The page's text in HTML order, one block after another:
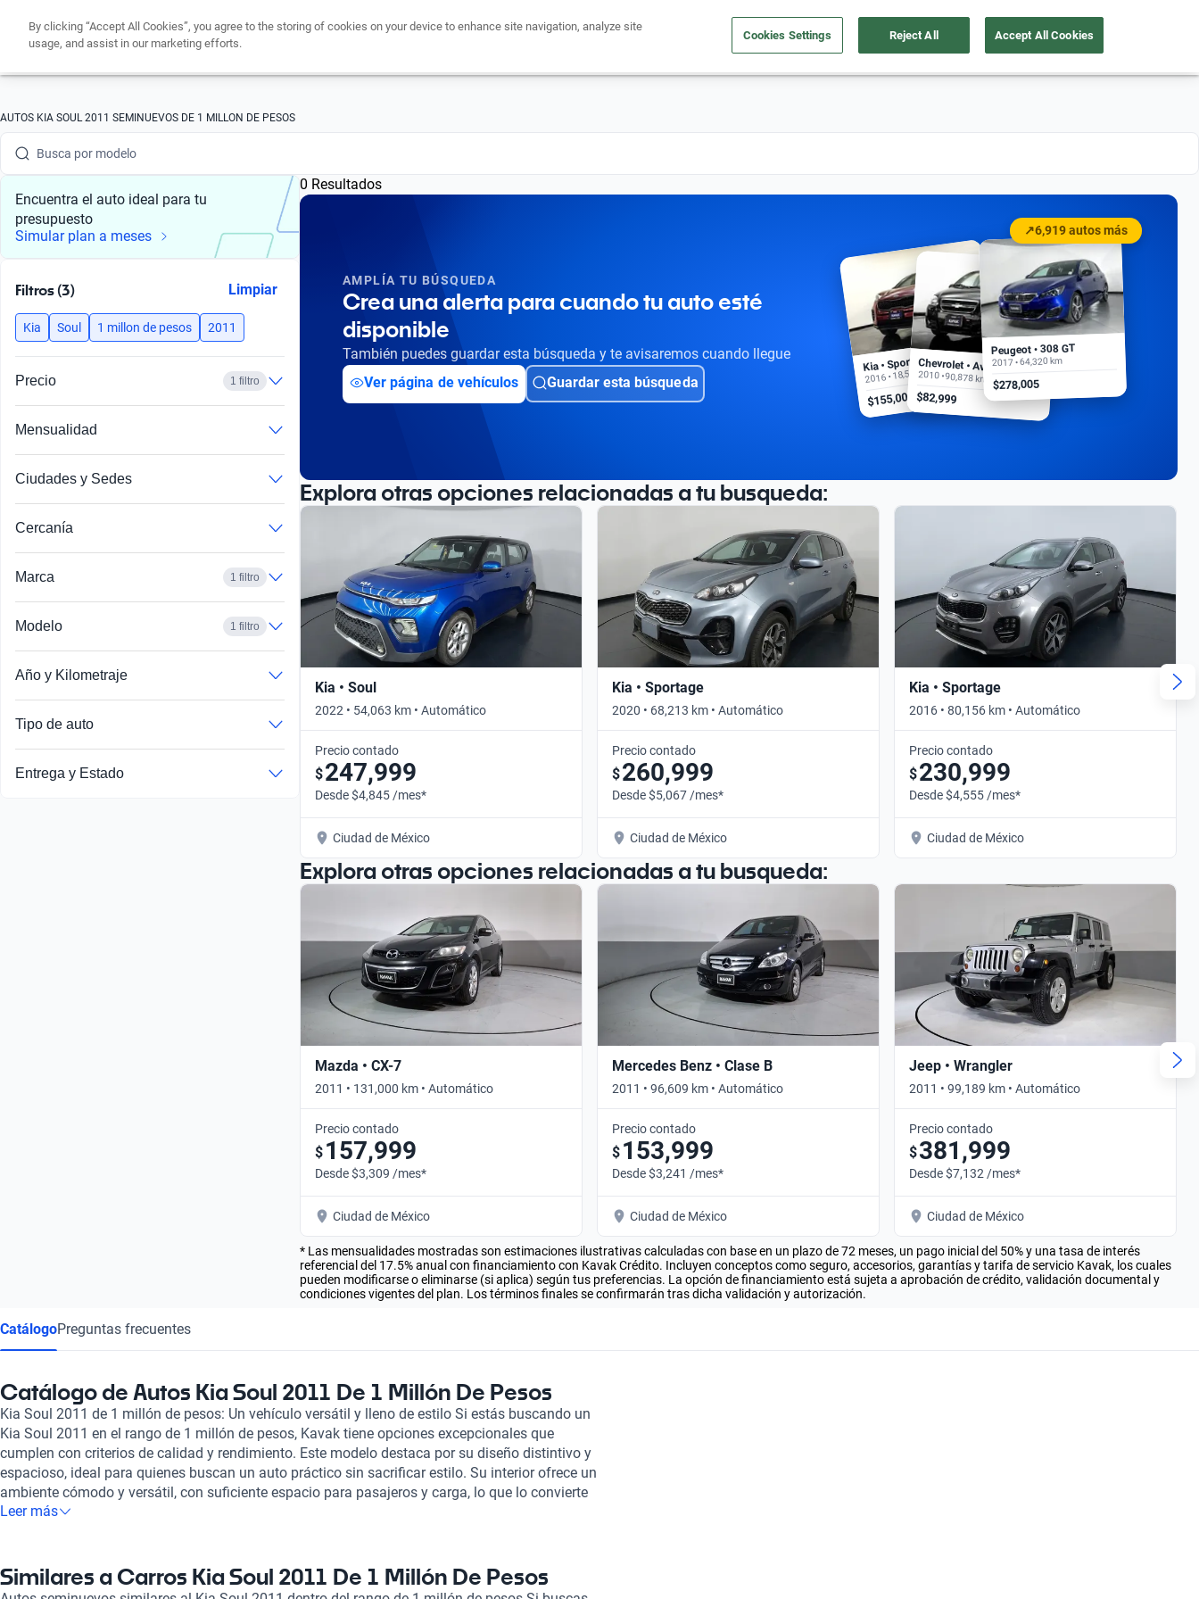
Compra un auto Vende tu auto Cuida tu auto Nosotros Ubicación
AUTOS KIA SOUL 2011 SEMINUEVOS DE 1 MILLON DE PESOS
Busca por marca
Busca por modelo
Busca por versión
Busca por año
Busca por modelo
Busca por año
Encuentra el auto ideal para tu
presupuesto
Simular plan a meses
Filtros (3) Limpiar
Kia Soul 1 millon de pesos 2011
Precio 1 filtro
Mensualidad
Ciudades y Sedes
Cercanía
Marca 1 filtro
Modelo 1 filtro
Año y Kilometraje
Tipo de auto
Entrega y Estado
0 Resultados
AMPLÍA TU BÚSQUEDA
Crea una alerta para cuando tu auto esté
disponible
También puedes guardar esta búsqueda y te avisaremos cuando llegue
Ver página de vehículos
Guardar esta búsqueda
↗6,919 autos más
Kia • Sportage EX
2016 • 18,500 km
$155,000
Chevrolet • Aveo
2010 • 90,878 km
$82,999
Peugeot • 308 GT
2017 • 64,320 km
$278,005
Explora otras opciones relacionadas a tu busqueda:
Kia • Soul
2022 • 54,063 km • Automático
Precio contado
$247,999
Desde $4,845 /mes*
Ciudad de México
Kia • Sportage
2020 • 68,213 km • Automático
Precio contado
$260,999
Desde $5,067 /mes*
Ciudad de México
Kia • Sportage
2016 • 80,156 km • Automático
Precio contado
$230,999
Desde $4,555 /mes*
Ciudad de México
Explora otras opciones relacionadas a tu busqueda:
Mazda • CX-7
2011 • 131,000 km • Automático
Precio contado
$ 157,999
Desde $3,309 /mes*
Ciudad de México
Mercedes Benz • Clase B
2011 • 96,609 km • Automático
Precio contado
$ 153,999
Desde $3,241 /mes*
Ciudad de México
Jeep • Wrangler
2011 • 99,189 km • Automático
Precio contado
$381,999
Desde $7,132 /mes*
Ciudad de México
* Las mensualidades mostradas son estimaciones ilustrativas calculadas con base en un plazo de 72 meses, un pago inicial del 50% y una tasa de interés
referencial del 17.5% anual con financiamiento con Kavak Crédito. Incluyen conceptos como seguro, accesorios, garantías y tarifa de servicio Kavak, los cuales
pueden modificarse o eliminarse (si aplica) según tus preferencias. La opción de financiamiento está sujeta a aprobación de crédito, validación documental y
condiciones vigentes del plan. Los términos finales se confirmarán tras dicha validación y autorización.
CatálogoPreguntas frecuentes
Catálogo de Autos Kia Soul 2011 De 1 Millón De Pesos
Kia Soul 2011 de 1 millón de pesos: Un vehículo versátil y lleno de estilo Si estás buscando un
Kia Soul 2011 en el rango de 1 millón de pesos, Kavak tiene opciones excepcionales que
cumplen con criterios de calidad y rendimiento. Este modelo destaca por su diseño distintivo y
espacioso, ideal para quienes buscan un auto práctico sin sacrificar estilo. Su interior ofrece un
ambiente cómodo y versátil, con suficiente espacio para pasajeros y carga, lo que lo convierte
en una opción perfecta tanto para la vida urbana como para escapadas de fin de semana. Una
gasolina. Además, su tecnología intuitiva y características de seguridad avanzadas brindan
tranquilidad en la carretera. Al elegir tu Kia Soul en Kavak, tendrás la seguridad de que cada
Leer más
Similares a Carros Kia Soul 2011 De 1 Millón De Pesos
By clicking “Accept All Cookies”, you agree to the storing of cookies on your device to enhance site navigation, analyze site
usage, and assist in our marketing efforts.
Cookies Settings Reject All Accept All Cookies